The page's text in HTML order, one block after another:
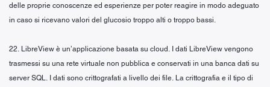
delle proprie conoscenze ed esperienze per poter reagire in modo adeguato
in caso si ricevano valori del glucosio troppo alti o troppo bassi.
22. LibreView è un’applicazione basata su cloud. I dati LibreView vengono
trasmessi su una rete virtuale non pubblica e conservati in una banca dati su
server SQL. I dati sono crittografati a livello dei file. La crittografia e il tipo di